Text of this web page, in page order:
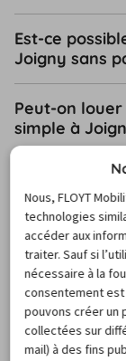
Est-ce
Joigny sans
Peut-on
simple à
Comment
voiture à
De quels
de la prise
location à
Nous, FLOYT
technologies
accéder aux
traiter. Sauf si
nécessaire à la
consentement
pouvons créer un
collectées sur
mail) à des fins